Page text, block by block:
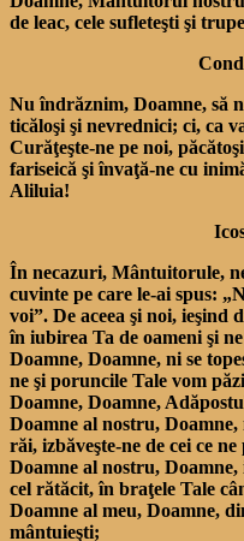
de leac, cele sufleteşti şi
Nu îndrăznim, Doamne, să
ticăloşi şi nevrednici; ci, ca
Curăţeşte-ne pe noi,
fariseică şi învaţă-ne cu
Aliluia!
În necazuri, Mântuitorule,
cuvinte pe care le-ai spus:
voi”. De aceea şi noi, ieşind
în iubirea Ta de oameni şi
Doamne, Doamne, ni se
ne şi poruncile Tale vom
Doamne, Doamne,
Doamne al nostru,
răi, izbăveşte-ne de cei ce ne
Doamne al nostru,
cel rătăcit, în braţele Tale
Doamne al meu, Doamne,
mântuieşti;